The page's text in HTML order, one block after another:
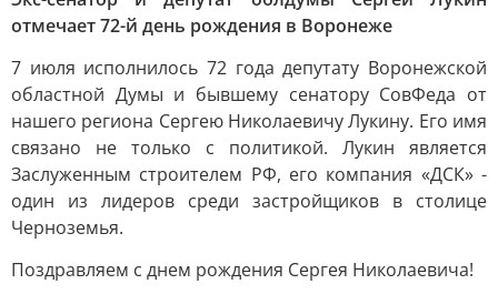
отмечает 72-й день рождения в Воронеже
7 июля исполнилось 72 года депутату Воронежской
областной Думы и бывшему сенатору СовФеда от
нашего региона Сергею Николаевичу Лукину. Его имя
связано не только с политикой. Лукин является
Заслуженным строителем РФ, его компания «ДСК» -
один из лидеров среди застройщиков в столице
Черноземья.
Поздравляем с днем рождения Сергея Николаевича!